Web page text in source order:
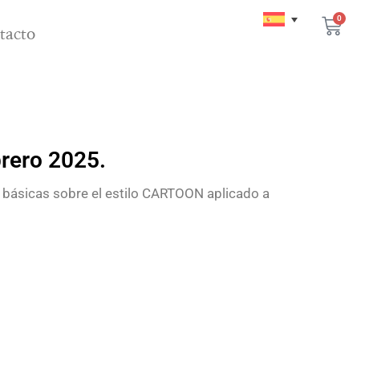
0
2025.
sobre el estilo CARTOON aplicado a